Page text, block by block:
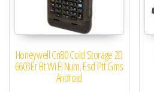
Honeywell Cn80 Cold Storage 2D
6603Er Bt Wi Fi Num. Esd Ptt Gms
Android